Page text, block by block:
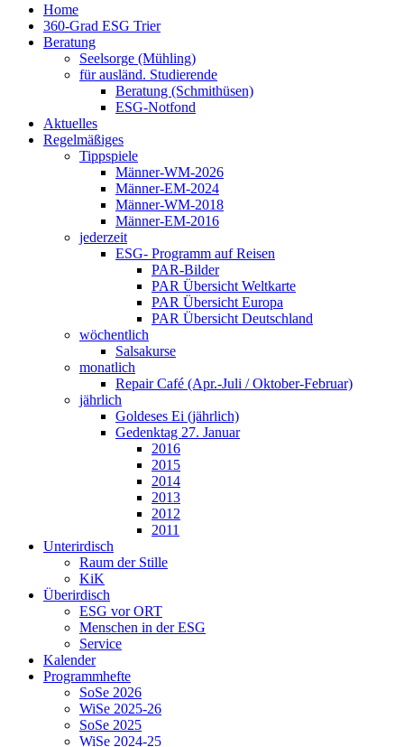
Home
360-Grad ESG Trier
Beratung
Seelsorge (Mühling)
für ausländ. Studierende
Beratung (Schmithüsen)
ESG-Notfond
Aktuelles
Regelmäßiges
Tippspiele
Männer-WM-2026
Männer-EM-2024
Männer-WM-2018
Männer-EM-2016
jederzeit
ESG- Programm auf Reisen
PAR-Bilder
PAR Übersicht Weltkarte
PAR Übersicht Europa
PAR Übersicht Deutschland
wöchentlich
Salsakurse
monatlich
Repair Café (Apr.-Juli / Oktober-Februar)
jährlich
Goldeses Ei (jährlich)
Gedenktag 27. Januar
2016
2015
2014
2013
2012
2011
Unterirdisch
Raum der Stille
KiK
Überirdisch
ESG vor ORT
Menschen in der ESG
Service
Kalender
Programmhefte
SoSe 2026
WiSe 2025-26
SoSe 2025
WiSe 2024-25